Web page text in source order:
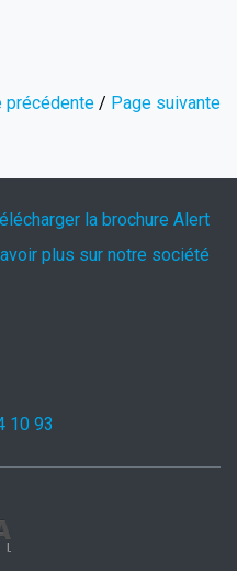
précédente / Page suivante
la brochure Alert
plus sur notre société
10 93